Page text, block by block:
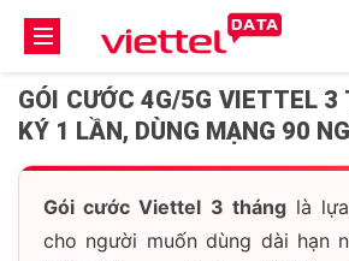
GÓI CƯỚC 4G/5G VIETTEL 3
KÝ 1 LẦN, DÙNG MẠNG 90
Gói cước Viettel 3 thánglà lựa
cho người muốn dùng dài hạn